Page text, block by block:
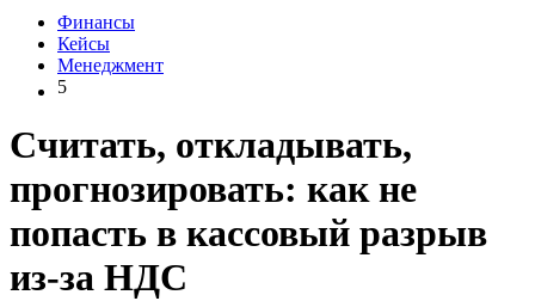
Финансы
Кейсы
Менеджмент
5
Считать, откладывать,
прогнозировать: как не
попасть в кассовый разрыв
из-за НДС